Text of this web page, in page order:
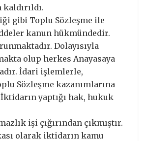
gibi Toplu Sözleşme ile
kanun hükmündedir.
Dolayısıyla
olup herkes Anayasaya
İdari işlemlerle,
Sözleşme kazanımlarına
yaptığı hak, hukuk
işi çığırından çıkmıştır.
olarak iktidarın kamu